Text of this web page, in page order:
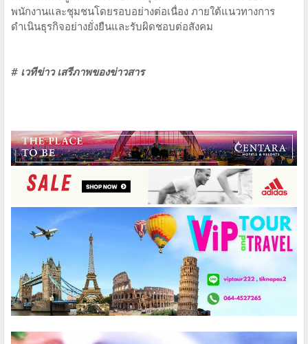
พนักงานและชุมชนโดยรอบอย่างต่อเนื่อง ภายใต้แนวทางการ
ดำเนินธุรกิจอย่างยั่งยืนและรับผิดชอบต่อสังคม
# เวทีข่าว เสรีภาพของข่าวสาร